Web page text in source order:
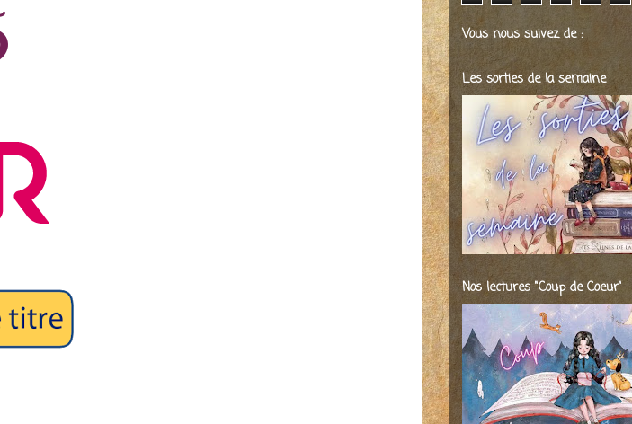
Vous nous suivez de :
Les sorties de la semaine
Nos lectures "Coup de Coeur"